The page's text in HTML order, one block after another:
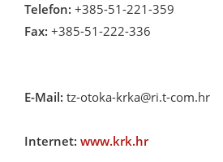
Telefon: +385-51-221-359
Fax: +385-51-222-336
E-Mail: tz-otoka-krka@ri.t-com.hr
Internet: www.krk.hr